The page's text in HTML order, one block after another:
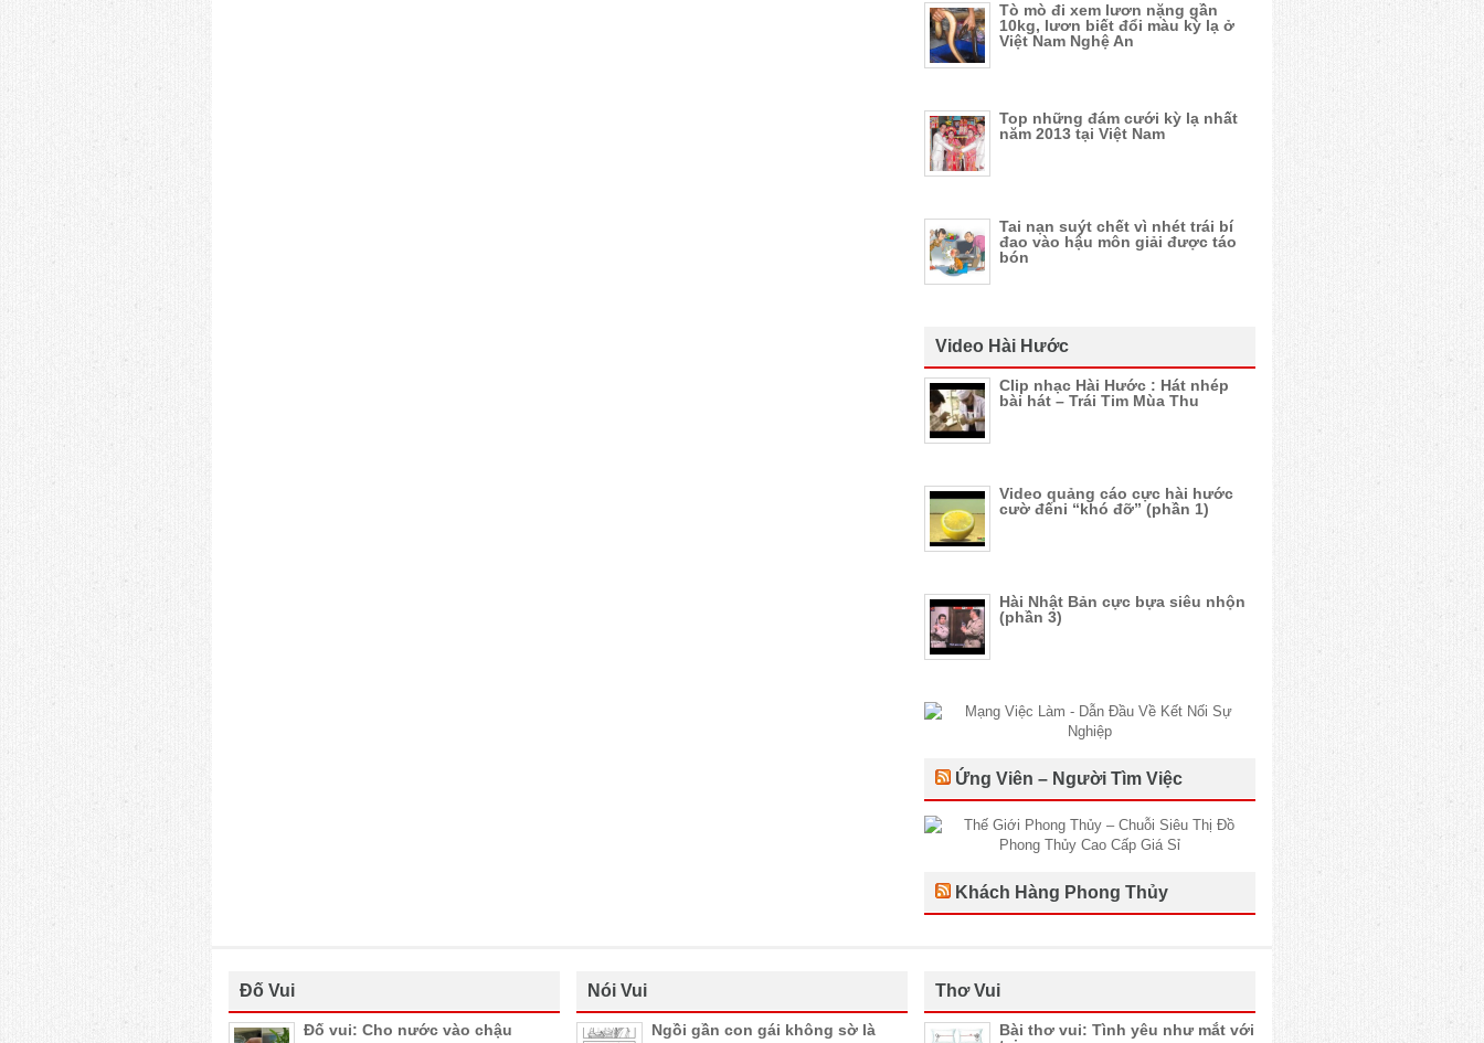
Tò mò đi xem lươn nặng gần
10kg, lươn biết đổi màu kỳ lạ ở
Việt Nam Nghệ An
Top những đám cưới kỳ lạ nhất
năm 2013 tại Việt Nam
Tai nạn suýt chết vì nhét trái bí
đao vào hậu môn giải được táo
bón
Video Hài Hước
Clip nhạc Hài Hước : Hát nhép
bài hát – Trái Tim Mùa Thu
Video quảng cáo cực hài hước
cườ đếni “khó đỡ” (phần 1)
Hài Nhật Bản cực bựa siêu nhộn
(phần 3)
Ứng Viên – Người Tìm Việc
Khách Hàng Phong Thủy
Đố Vui
Đố vui: Cho nước vào chậu
Nói Vui
Ngồi gần con gái không sờ là
Thơ Vui
Bài thơ vui: Tình yêu như mắt với